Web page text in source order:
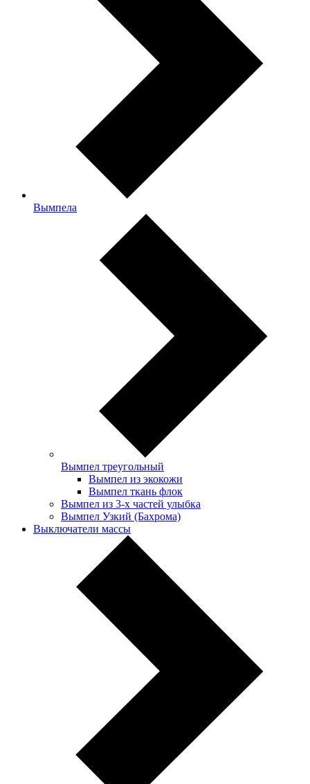
Вымпела
Вымпел треугольный
Вымпел из экокожи
Вымпел ткань флок
Вымпел из 3-х частей улыбка
Вымпел Узкий (Бахрома)
Выключатели массы